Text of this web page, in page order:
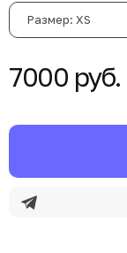
Размер: XS
7000 руб.